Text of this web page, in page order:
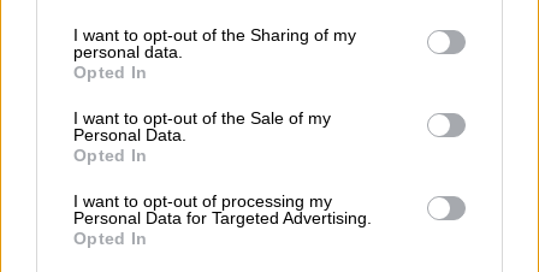
not limited to your visit or usage behaviour. You may click to
grant or deny consent to Google and its third-party tags to
use your data for below specified purposes in below Google
consent section.
I want to opt-out of the Sharing of my
personal data.
Opted In
I want to opt-out of the Sale of my
Personal Data.
Opted In
I want to opt-out of processing my
Personal Data for Targeted Advertising.
Opted In